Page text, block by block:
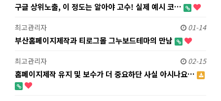
구글 상위노출, 이 정도는 알아야 고수! 실제 예시 코…
최고관리자 01-14
부산홈페이지제작과 티로그몰 그누보드테마의 만남
최고관리자 02-15
홈페이지제작 유지 및 보수가 더 중요하단 사실 아시나요…